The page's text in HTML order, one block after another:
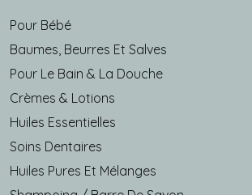
Pour Bébé
Baumes, Beurres Et Salves
Pour Le Bain & La Douche
Crèmes & Lotions
Huiles Essentielles
Soins Dentaires
Huiles Pures Et Mélanges